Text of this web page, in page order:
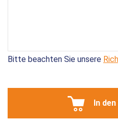
Bitte beachten Sie unsere
In